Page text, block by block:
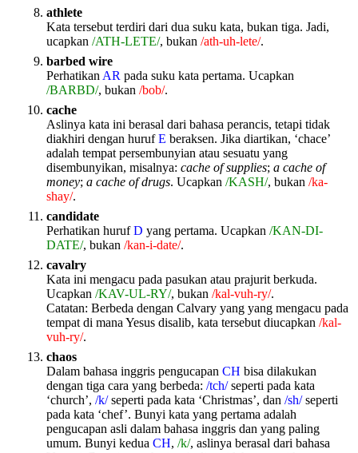
athlete
Kata tersebut terdiri dari dua suku kata, bukan tiga. Jadi,
ucapkan /ATH-LETE/, bukan /ath-uh-lete/.
barbed wire
Perhatikan AR pada suku kata pertama. Ucapkan
/BARBD/, bukan /bob/.
cache
Aslinya kata ini berasal dari bahasa perancis, tetapi tidak
diakhiri dengan hurufE beraksen. Jika diartikan, ‘chace’
adalah tempat persembunyian atau sesuatu yang
disembunyikan, misalnya: cache of supplies; a cache of
money; a cache of drugs. Ucapkan /KASH/, bukan /ka-
shay/.
candidate
Perhatikan hurufD yang pertama. Ucapkan /KAN-DI-
DATE/, bukan /kan-i-date/.
cavalry
Kata ini mengacu pada pasukan atau prajurit berkuda.
Ucapkan /KAV-UL-RY/, bukan /kal-vuh-ry/.
Catatan: Berbeda dengan Calvary yang yang mengacu pada
tempat di mana Yesus disalib, kata tersebut diucapkan /kal-
vuh-ry/.
chaos
Dalam bahasa inggris pengucapan CH bisa dilakukan
dengan tiga cara yang berbeda: /tch/seperti pada kata
‘church’, /k/seperti pada kata ‘Christmas’, dan /sh/seperti
pada kata ‘chef’. Bunyi kata yang pertama adalah
pengucapan asli dalam bahasa inggris dan yang paling
umum. Bunyi kedua CH, /k/, aslinya berasal dari bahasa